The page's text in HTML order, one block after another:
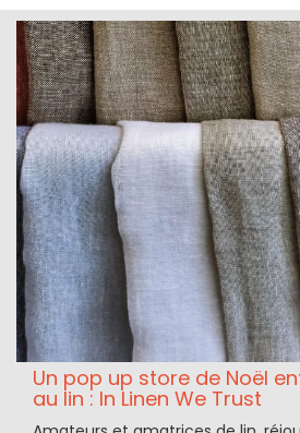
Un pop up store de Noël
au lin : In Linen We Trust